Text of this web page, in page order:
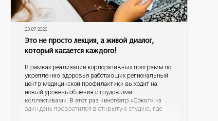
23.07.2026
Это не просто лекция, а живой диалог,
который касается каждого!
В рамках реализации корпоративных программ по
укреплению здоровья работающих региональный
центр медицинской профилактики выходит на
новый уровень общения с трудовыми
коллективами. В этот раз кинотеатр «Сокол» на
один день превратился в открытую студию, где